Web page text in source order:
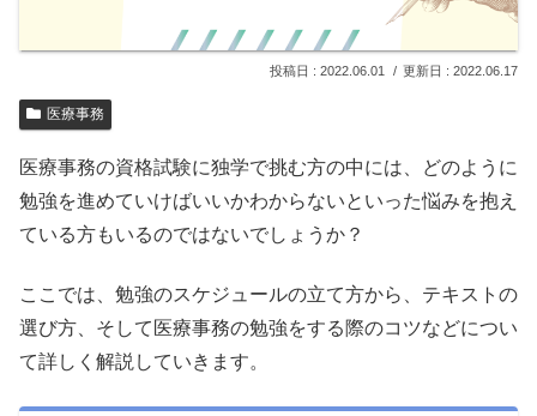
2022.06.01 2022.06.17
医療事務
医療事務の資格試験に独学で挑む方の中には、どのように
勉強を進めていけばいいかわからないといった悩みを抱え
ている方もいるのではないでしょうか？
ここでは、勉強のスケジュールの立て方から、テキストの
選び方、そして医療事務の勉強をする際のコツなどについ
て詳しく解説していきます。